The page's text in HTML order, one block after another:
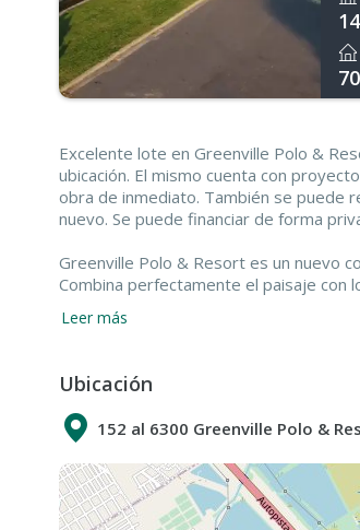
Excelente lote en Greenville Polo &
ubicación. El mismo cuenta con
obra de inmediato. También se puede
nuevo. Se puede financiar de forma
Greenville Polo & Resort es un nuevo
Combina perfectamente el paisaje con
un estilo de vida con servicios de
Buenos Aires, a 20 minutos de la
Greenville Polo & Resort cuenta con
lago que fueron parte de la famosa
La distribución fue especialmente
ondulaciones naturales del terreno.
evitando terrenos linderos con los
la superficie total con espacios verde.
Quien elige vivir en Greenville no solo
comodidades y servicios de hotel.
Leer más
Ubicación
152 al 6300 Greenville Polo &